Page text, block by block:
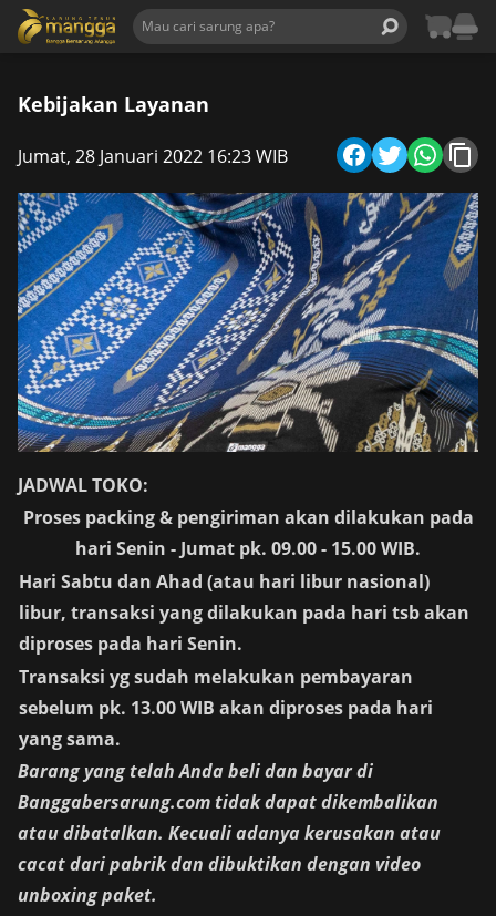
Kebijakan Layanan
Jumat, 28 Januari 2022 16:23 WIB
JADWAL TOKO:
Proses packing & pengiriman akan dilakukan pada
hari Senin - Jumat pk. 09.00 - 15.00 WIB.
Hari Sabtu dan Ahad (atau hari libur nasional)
libur, transaksi yang dilakukan pada hari tsb akan
diproses pada hari Senin.
Transaksi yg sudah melakukan pembayaran
sebelum pk. 13.00 WIB akan diproses pada hari
yang sama.
Barang yang telah Anda beli dan bayar di
Banggabersarung.comtidak dapat dikembalikan
atau dibatalkan. Kecuali adanya kerusakan atau
cacat dari pabrik dan dibuktikan dengan video
unboxing paket.